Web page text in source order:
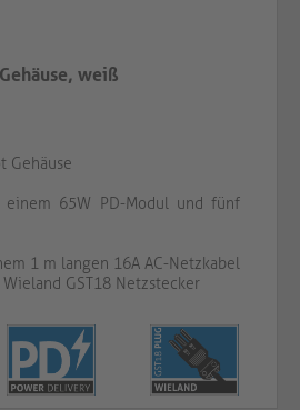
weiß
Gehäuse
65W PD-Modul und fünf
1 m langen 16A AC-Netzkabel
GST18 Netzstecker